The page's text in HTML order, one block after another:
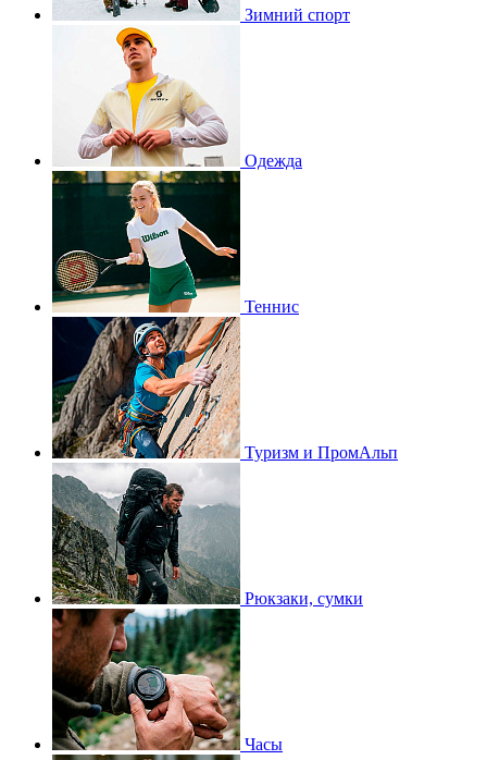
Зимний спорт
Одежда
Теннис
Туризм и ПромАльп
Рюкзаки, сумки
Часы